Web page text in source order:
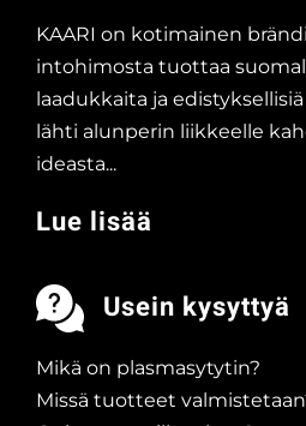
KAARI on kotimainen
intohimosta tuottaa
laadukkaita ja
lähti alunperin liikkeelle
ideasta...
Lue lisää
Usein kysyttyä
Mikä on plasmasytytin?
Missä tuotteet